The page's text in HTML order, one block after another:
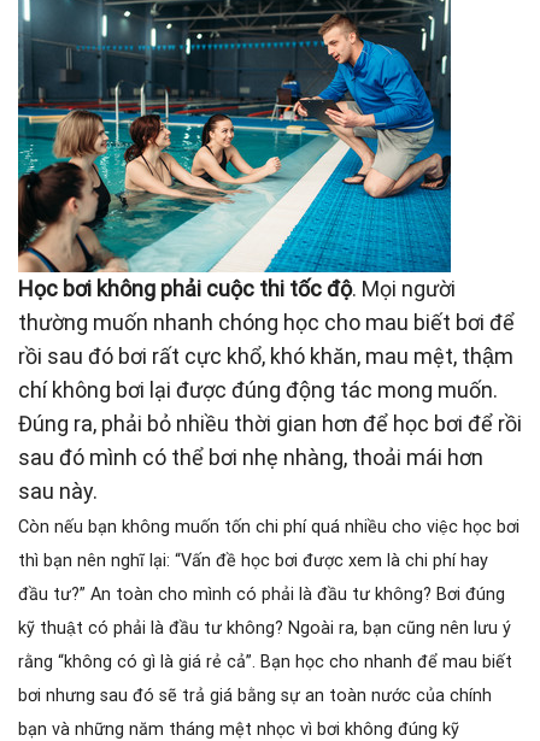
Học bơi không phải cuộc thi tốc độ. Mọi người
thường muốn nhanh chóng học cho mau biết bơi để
rồi sau đó bơi rất cực khổ, khó khăn, mau mệt, thậm
chí không bơi lại được đúng động tác mong muốn.
Đúng ra, phải bỏ nhiều thời gian hơn để học bơi để rồi
sau đó mình có thể bơi nhẹ nhàng, thoải mái hơn
sau này.
Còn nếu bạn không muốn tốn chi phí quá nhiều cho việc học bơi
thì bạn nên nghĩ lại: “Vấn đề học bơi được xem là chi phí hay
đầu tư?” An toàn cho mình có phải là đầu tư không? Bơi đúng
kỹ thuật có phải là đầu tư không? Ngoài ra, bạn cũng nên lưu ý
rằng “không có gì là giá rẻ cả”. Bạn học cho nhanh để mau biết
bơi nhưng sau đó sẽ trả giá bằng sự an toàn nước của chính
bạn và những năm tháng mệt nhọc vì bơi không đúng kỹ